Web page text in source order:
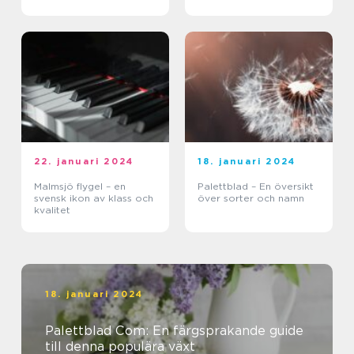
22. januari 2024
Malmsjö flygel – en
svensk ikon av klass och
kvalitet
18. januari 2024
Palettblad – En översikt
över sorter och namn
18. januari 2024
Palettblad Com: En färgsprakande guide
till denna populära växt